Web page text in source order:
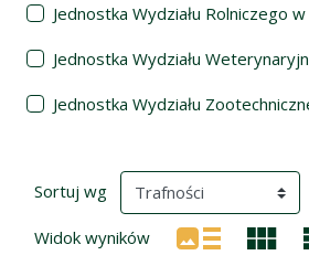
Jednostka Wydziału Rolniczego
Jednostka Wydziału
Jednostka Wydziału
Wyniki wyszukiwania
Sortuj wg (automatyczne
Widok wyników